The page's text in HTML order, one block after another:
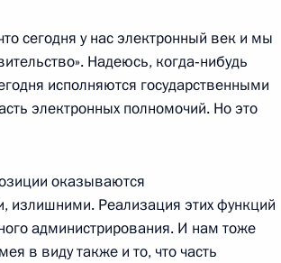
сегодня у нас электронный век и мы
Надеюсь, когда‑нибудь
исполняются государственными
электронных полномочий. Но это
оказываются
излишними. Реализация этих функций
администрирования. И нам тоже
в виду также и то, что часть